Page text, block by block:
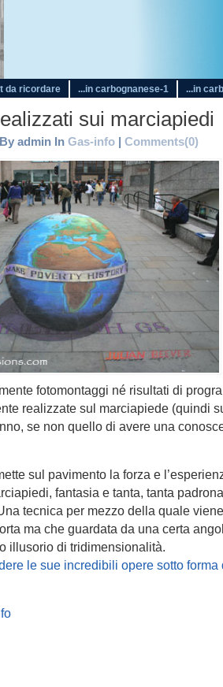
da ricordare ...in carbognanese-1 ...in
sui marciapiedi
admin In Gas-info | Comments(0)
fotomontaggi né risultati di
realizzate sul marciapiede (quindi
se non quello di avere una
sul pavimento la forza e
fantasia e tanta, tanta
tecnica per mezzo della quale
ma che guardata da una certa
illusorio di tridimensionalità.
le sue incredibili opere sotto forma